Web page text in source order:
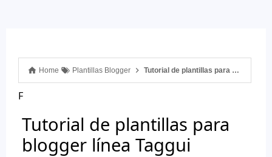
Home Plantillas Blogger Tutorial de plantillas para blogger línea Taggui
F
Tutorial de plantillas para
blogger línea Taggui